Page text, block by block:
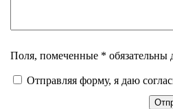
Поля, помеченные * обязательны
Отправляя форму, я даю